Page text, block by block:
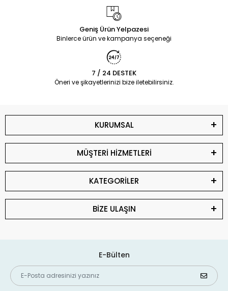
Geniş Ürün Yelpazesi
Binlerce ürün ve kampanya seçeneği
7 / 24 DESTEK
Öneri ve şikayetlerinizi bize iletebilirsiniz.
KURUMSAL
MÜŞTERİ HİZMETLERİ
KATEGORİLER
BİZE ULAŞIN
E-Bülten